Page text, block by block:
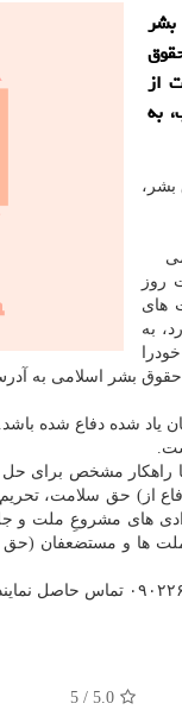
از
به
بشر،
روز
از شخصیت های
به
راهکار مشخص برای
بشر اسلامی، نقد حقوق بشر سکولار،
های مشروعِ ملت و
ها و مستضعفان
5.0
/
5